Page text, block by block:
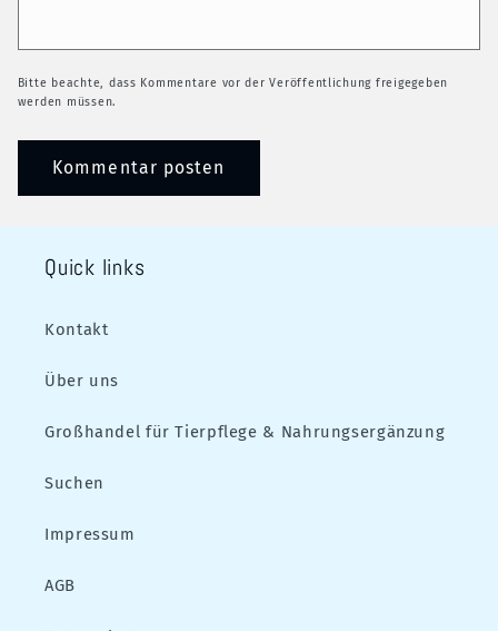
Bitte beachte, dass Kommentare vor der Veröffentlichung freigegeben
werden müssen.
Quick links
Kontakt
Über uns
Großhandel für Tierpflege & Nahrungsergänzung
Suchen
Impressum
AGB